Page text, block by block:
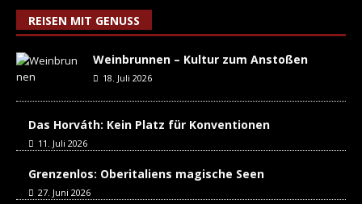
REISEN MIT GENUSS
Weinbrunnen – Kultur zum Anstoßen
18. Juli 2026
Das Horváth: Kein Platz für Konventionen
11. Juli 2026
Grenzenlos: Oberitaliens magische Seen
27. Juni 2026